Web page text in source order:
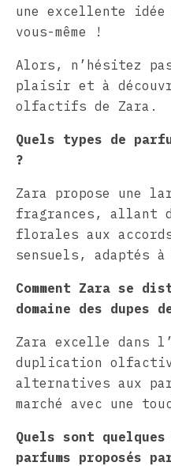
une excellente
vous-même !
Alors, n’hésitez
plaisir et à
olfactifs de Zara.
Quels types de
?
Zara propose une
fragrances, allant
florales aux
sensuels, adaptés
Comment Zara se
domaine des dupes
Zara excelle dans
duplication
alternatives aux
marché avec une
Quels sont quelques
parfums proposés